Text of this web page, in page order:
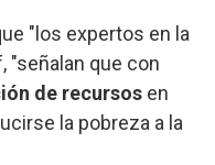
"los expertos en la
"señalan que con
de recursos en
la pobreza a la